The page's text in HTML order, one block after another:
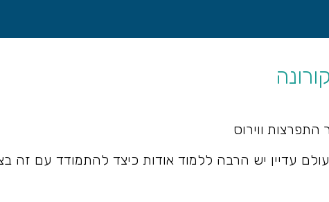
התפרצות ווירוס
עדיין יש הרבה ללמוד אודות כיצד להתמודד עם זה